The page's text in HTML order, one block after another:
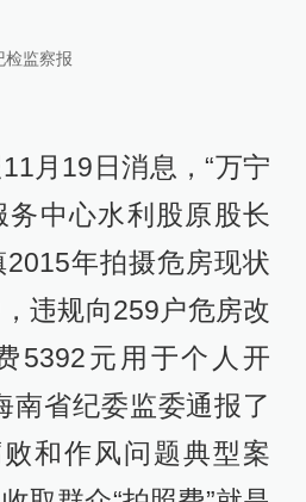
检监察报
月19日消息，“万宁
中心水利股原股长
年拍摄危房现状
违规向259户危房改
5392元用于个人开
省纪委监委通报了
和作风问题典型案